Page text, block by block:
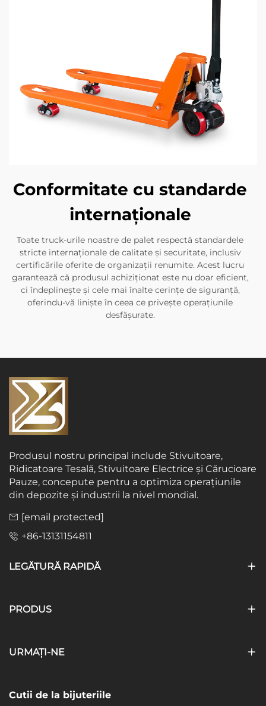
Conformitate cu standarde
internaționale
Toate truck-urile noastre de palet respectă standardele
stricte internaționale de calitate și securitate, inclusiv
certificările oferite de organizații renumite. Acest lucru
garantează că produsul achiziționat este nu doar eficient,
ci îndeplinește și cele mai înalte cerințe de siguranță,
oferindu-vă liniște în ceea ce privește operațiunile
desfășurate.
Produsul nostru principal include Stivuitoare,
Ridicatoare Tesală, Stivuitoare Electrice și Cărucioare
Pauze, concepute pentru a optimiza operațiunile
din depozite și industrii la nivel mondial.
[email protected]
+86-13131154811
LEGĂTURĂ RAPIDĂ
PRODUS
URMAȚI-NE
Cutii de la bijuteriile